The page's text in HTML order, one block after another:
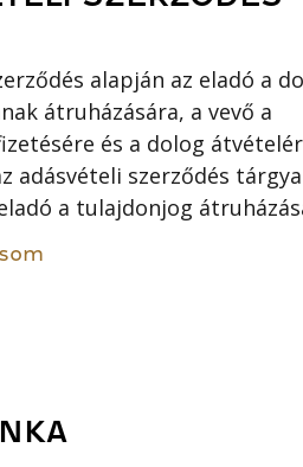
alapján az eladó a
átruházására, a vevő a
és a dolog
adásvételi szerződés tárgya
a tulajdonjog